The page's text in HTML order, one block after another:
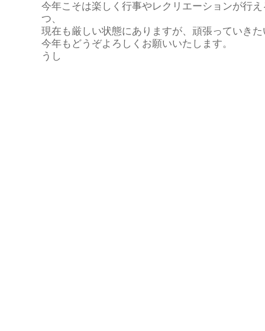
今年こそは楽しく行事やレクリエーションが行
つ、
現在も厳しい状態にありますが、頑張っていき
今年もどうぞよろしくお願いいたし
うし